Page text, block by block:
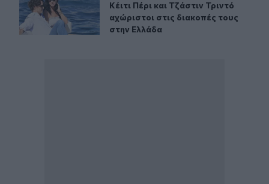
Κέιτι Πέρι και Τζάστιν Τριντό
Κέιτι Πέρι και Τζάστιν Τριντό
αχώριστοι στις διακοπές τους
στην Ελλάδα